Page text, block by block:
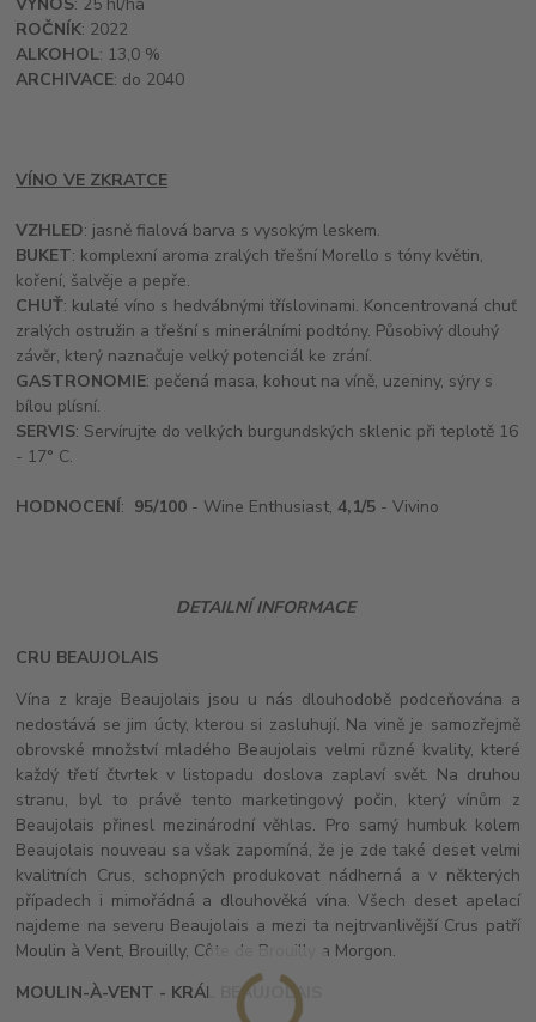
ROČNÍK: 2022
ALKOHOL: 13,0 %
ARCHIVACE: do 2040
VÍNO VE ZKRATCE
VZHLED: jasně fialová barva s vysokým leskem.
BUKET: komplexní aroma zralých třešní Morello s tóny květin,
koření, šalvěje a pepře.
CHUŤ: kulaté víno s hedvábnými tříslovinami. Koncentrovaná chuť
zralých ostružin a třešní s minerálními podtóny. Působivý dlouhý
závěr, který naznačuje velký potenciál ke zrání.
GASTRONOMIE: pečená masa, kohout na víně, uzeniny, sýry s
bílou plísní.
SERVIS: Servírujte do velkých burgundských sklenic při teplotě 16
- 17° C.
HODNOCENÍ: 95/100 - Wine Enthusiast,4,1/5 - Vivino
DETAILNÍ INFORMACE
CRU BEAUJOLAIS
Vína z kraje Beaujolais jsou u nás dlouhodobě podceňována a
nedostává se jim úcty, kterou si zasluhují. Na vině je samozřejmě
obrovské množství mladého Beaujolais velmi různé kvality, které
každý třetí čtvrtek v listopadu doslova zaplaví svět. Na druhou
stranu, byl to právě tento marketingový počin, který vínům z
Beaujolais přinesl mezinárodní věhlas. Pro samý humbuk kolem
Beaujolais nouveau sa však zapomíná, že je zde také deset velmi
kvalitních Crus, schopných produkovat nádherná a v některých
případech i mimořádná a dlouhověká vína. Všech deset apelací
najdeme na severu Beaujolais a mezi ta nejtrvanlivější Crus patří
Moulin à Vent, Brouilly, Côte de Brouilly a Morgon.
MOULIN-À-VENT - KRÁL BEAUJOLAIS